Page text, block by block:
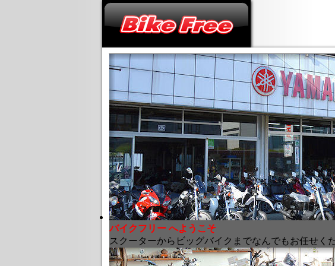
バイクフリー へようこそ
スクーターからビッグバイクまでなんでもお任せく